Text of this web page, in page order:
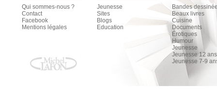
Qui sommes-nous ?
Contact
Facebook
Mentions légales
Jeunesse
Sites
Blogs
Education
Bandes
Beaux livres
Cuisine
Documents
Érotiques
Humour
Jeunesse
Jeunesse 12
Jeunesse 7-9